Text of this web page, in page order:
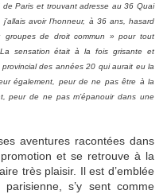
de Paris et trouvant adresse au 36 Quai
avoir l’honneur, à 36 ans, hasard
groupes de droit commun » pour tout
sensation était à la fois grisante et
des années 20 qui aurait eu la
également, peur de ne pas être à la
peur de ne pas m’épanouir dans une
aventures racontées dans
et se retrouve à la
très plaisir. Il est d’emblée
s’y sent comme